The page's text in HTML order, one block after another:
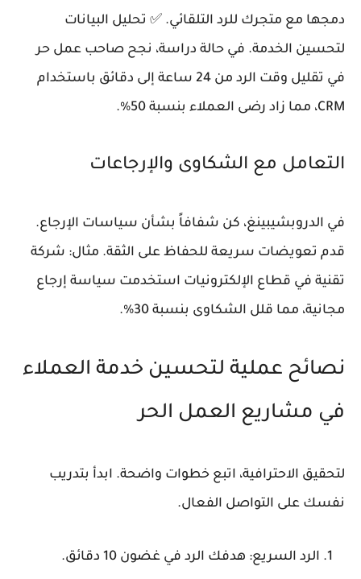
دمجها مع متجرك للرد التلقائي. ✅ تحليل البيانات
لتحسين الخدمة. في حالة دراسة، نجح صاحب عمل حر
في تقليل وقت الرد من 24 ساعة إلى دقائق باستخدام
CRM، مما زاد رضى العملاء بنسبة 50%.
التعامل مع الشكاوى والإرجاعات
في الدروبشيبينغ، كن شفافاً بشأن سياسات الإرجاع.
قدم تعويضات سريعة للحفاظ على الثقة. مثال: شركة
تقنية في قطاع الإلكترونيات استخدمت سياسة إرجاع
مجانية، مما قلل الشكاوى بنسبة 30%.
نصائح عملية لتحسين خدمة العملاء
في مشاريع العمل الحر
لتحقيق الاحترافية، اتبع خطوات واضحة. ابدأ بتدريب
نفسك على التواصل الفعال.
الرد السريع: هدفك الرد في غضون 10 دقائق.